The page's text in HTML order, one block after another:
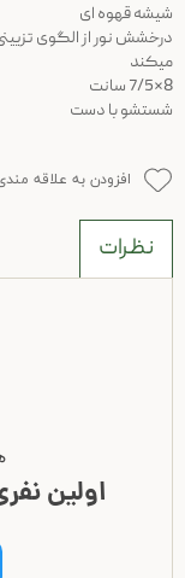
شیشه قهوه ای
درخشش نور از الگوی
میکند
8*7/5 سانت
شستشو با دست
افزودن به علاقه
نظرات
اولین